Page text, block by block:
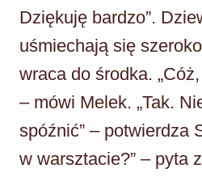
Dziękuję bardzo”.
uśmiechają się
wraca do środka.
– mówi Melek. „Tak.
spóźnić” – potwierdza
w warsztacie?” – pyta